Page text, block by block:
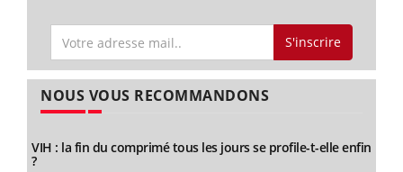
S'inscrire
NOUS VOUS RECOMMANDONS
VIH : la fin du comprimé tous les jours se profile-t-elle enfin
?